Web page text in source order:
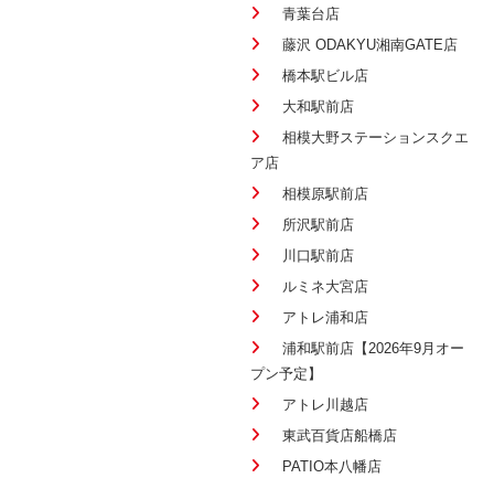
青葉台店
藤沢 ODAKYU湘南GATE店
橋本駅ビル店
大和駅前店
相模大野ステーションスクエ
ア店
相模原駅前店
所沢駅前店
川口駅前店
ルミネ大宮店
アトレ浦和店
浦和駅前店【2026年9月オー
プン予定】
アトレ川越店
東武百貨店船橋店
PATIO本八幡店